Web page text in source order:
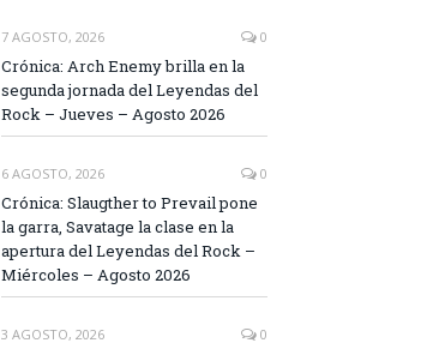
7 AGOSTO, 2026 0
Crónica: Arch Enemy brilla en la
segunda jornada del Leyendas del
Rock – Jueves – Agosto 2026
6 AGOSTO, 2026 0
Crónica: Slaugther to Prevail pone
la garra, Savatage la clase en la
apertura del Leyendas del Rock –
Miércoles – Agosto 2026
3 AGOSTO, 2026 0